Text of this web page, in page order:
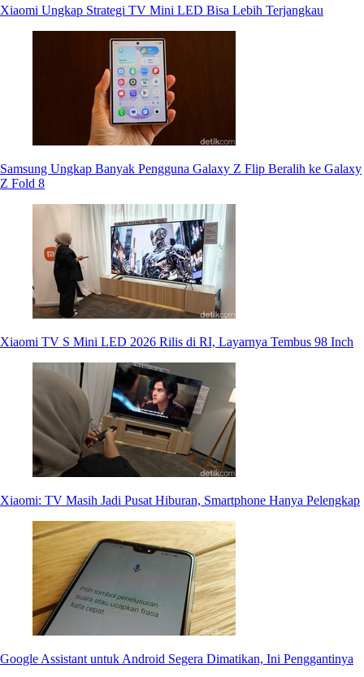
Xiaomi Ungkap Strategi TV Mini LED Bisa Lebih Terjangkau
Samsung Ungkap Banyak Pengguna Galaxy Z Flip Beralih ke Galaxy
Z Fold 8
Xiaomi TV S Mini LED 2026 Rilis di RI, Layarnya Tembus 98 Inch
Xiaomi: TV Masih Jadi Pusat Hiburan, Smartphone Hanya Pelengkap
Google Assistant untuk Android Segera Dimatikan, Ini Penggantinya